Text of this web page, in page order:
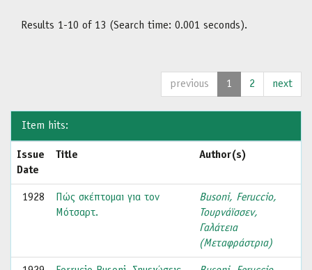
Results 1-10 of 13 (Search time: 0.001 seconds).
previous 1 2 next
Item hits:
Issue
Date
Title Author(s)
1928
Πώς σκέπτομαι για τον
Μότσαρτ.
Busοni, Feruccio,
Τουρνάϊσσεν,
Γαλάτεια
(Μεταφράστρια)